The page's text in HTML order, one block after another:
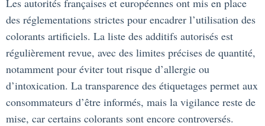
Les autorités françaises et européennes ont mis en place
des réglementations strictes pour encadrer l’utilisation des
colorants artificiels. La liste des additifs autorisés est
régulièrement revue, avec des limites précises de quantité,
notamment pour éviter tout risque d’allergie ou
d’intoxication. La transparence des étiquetages permet aux
consommateurs d’être informés, mais la vigilance reste de
mise, car certains colorants sont encore controversés.